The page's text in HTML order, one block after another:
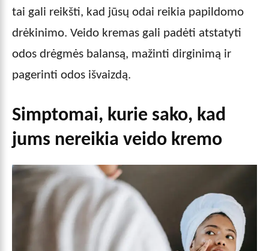
tai gali reikšti, kad jūsų odai reikia papildomo
drėkinimo. Veido kremas gali padėti atstatyti
odos drėgmės balansą, mažinti dirginimą ir
pagerinti odos išvaizdą.
Simptomai, kurie sako, kad
jums nereikia veido kremo